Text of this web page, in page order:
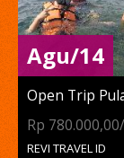
Agu/14
Rp
REVI TRAVEL ID